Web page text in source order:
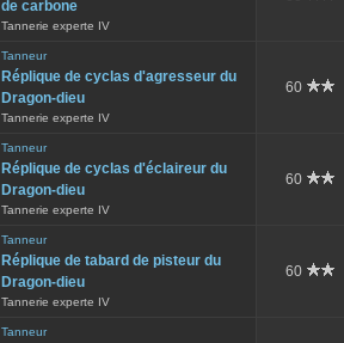
de carbone
Tannerie experte IV
Tanneur
Réplique de cyclas d'agresseur du
Dragon-dieu
Tannerie experte IV
60
Tanneur
Réplique de cyclas d'éclaireur du
Dragon-dieu
Tannerie experte IV
60
Tanneur
Réplique de tabard de pisteur du
Dragon-dieu
Tannerie experte IV
60
Tanneur